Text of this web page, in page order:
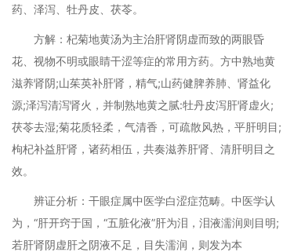
药、泽泻、牡丹皮、茯苓。
方解：杞菊地黄汤为主治肝肾阴虚而致的两眼昏
花、视物不明或眼睛干涩等症的常用方药。方中熟地黄
滋养肾阴;山茱英补肝肾，精气;山药健脾养肺、肾益化
源;泽泻清泻肾火，并制熟地黄之腻:牡丹皮泻肝肾虚火;
茯苓去湿;菊花质轻柔，气清香，可疏散风热，平肝明目;
枸杞补益肝肾，诸药相伍，共奏滋养肝肾、清肝明目之
效。
辨证分析：干眼症属中医学白涩症范畴。中医学认
为，“肝开窍于国，“五脏化液”肝为泪，泪液濡润则目明;
若肝肾阴虚肝之阴液不足，目失濡润，则发为本